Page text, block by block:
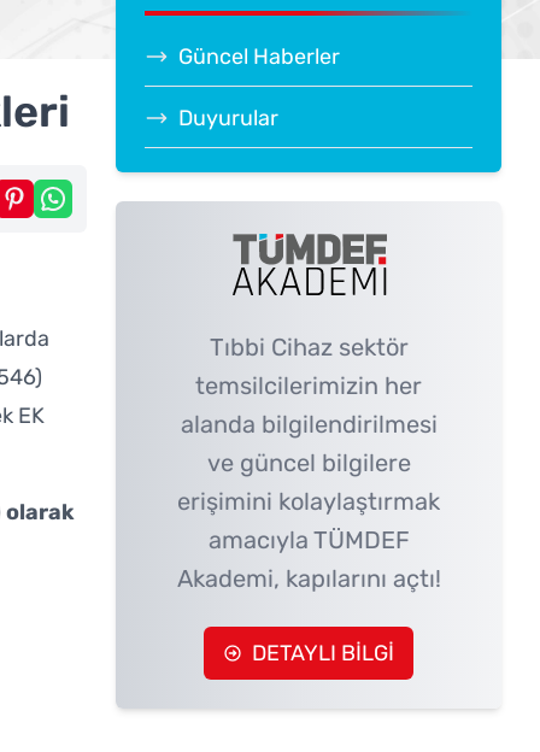
EK
olarak
Güncel Haberler
Duyurular
Tıbbi Cihaz sektör
temsilcilerimizin her
alanda bilgilendirilmesi
ve güncel bilgilere
erişimini kolaylaştırmak
amacıyla TÜMDEF
Akademi, kapılarını açtı!
DETAYLI BİLGİ